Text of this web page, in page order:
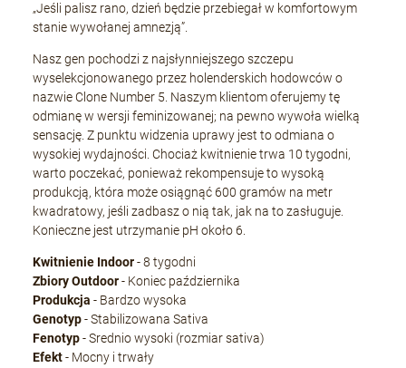
„Jeśli palisz rano, dzień będzie przebiegał w komfortowym
stanie wywołanej amnezją”.
Nasz gen pochodzi z najsłynniejszego szczepu
wyselekcjonowanego przez holenderskich hodowców o
nazwie Clone Number 5. Naszym klientom oferujemy tę
odmianę w wersji feminizowanej; na pewno wywoła wielką
sensację. Z punktu widzenia uprawy jest to odmiana o
wysokiej wydajności. Chociaż kwitnienie trwa 10 tygodni,
warto poczekać, ponieważ rekompensuje to wysoką
produkcją, która może osiągnąć 600 gramów na metr
kwadratowy, jeśli zadbasz o nią tak, jak na to zasługuje.
Konieczne jest utrzymanie pH około 6.
Kwitnienie Indoor- 8 tygodni
Zbiory Outdoor- Koniec października
Produkcja - Bardzo wysoka
Genotyp- Stabilizowana Sativa
Fenotyp- Srednio wysoki (rozmiar sativa)
Efekt- Mocny i trwały